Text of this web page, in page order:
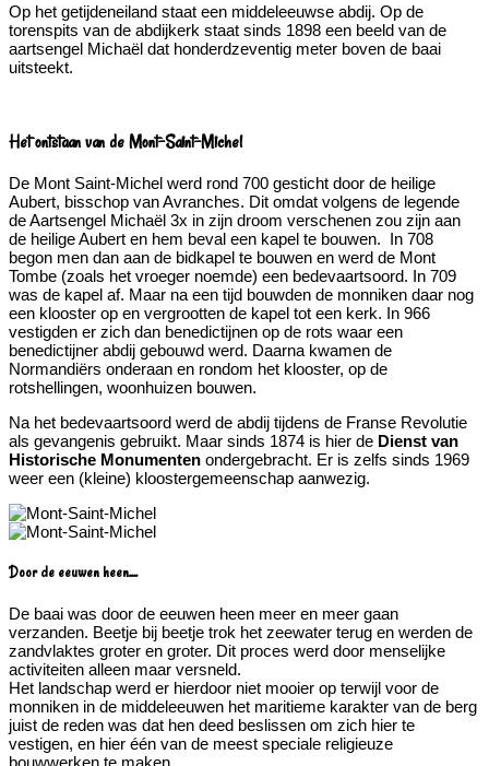
Op het getijdeneiland staat een middeleeuwse abdij. Op de
torenspits van de abdijkerk staat sinds 1898 een beeld van de
aartsengel Michaël dat honderdzeventig meter boven de baai
uitsteekt.
Het ontstaan van de Mont-Saint-Michel
De Mont Saint-Michel werd rond 700 gesticht door de heilige
Aubert, bisschop van Avranches. Dit omdat volgens de legende
de Aartsengel Michaël 3x in zijn droom verschenen zou zijn aan
de heilige Aubert en hem beval een kapel te bouwen. In 708
begon men dan aan de bidkapel te bouwen en werd de Mont
Tombe (zoals het vroeger noemde) een bedevaartsoord. In 709
was de kapel af. Maar na een tijd bouwden de monniken daar nog
een klooster op en vergrootten de kapel tot een kerk. In 966
vestigden er zich dan benedictijnen op de rots waar een
benedictijner abdij gebouwd werd. Daarna kwamen de
Normandiërs onderaan en rondom het klooster, op de
rotshellingen, woonhuizen bouwen.
Na het bedevaartsoord werd de abdij tijdens de Franse Revolutie
als gevangenis gebruikt. Maar sinds 1874 is hier de Dienst van
Historische Monumenten ondergebracht. Er is zelfs sinds 1969
weer een (kleine) kloostergemeenschap aanwezig.
Door de eeuwen heen....
De baai was door de eeuwen heen meer en meer gaan
verzanden. Beetje bij beetje trok het zeewater terug en werden de
zandvlaktes groter en groter. Dit proces werd door menselijke
activiteiten alleen maar versneld.
Het landschap werd er hierdoor niet mooier op terwijl voor de
monniken in de middeleeuwen het maritieme karakter van de berg
juist de reden was dat hen deed beslissen om zich hier te
vestigen, en hier één van de meest speciale religieuze
bouwwerken te maken.